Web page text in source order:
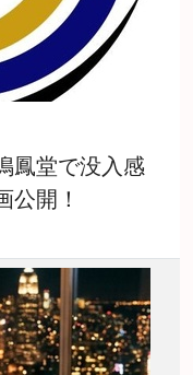
鳳堂で没入感
開！